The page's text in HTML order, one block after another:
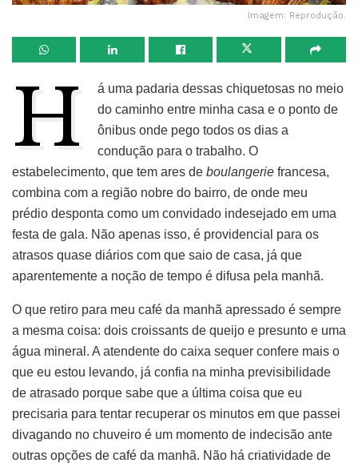
Imagem: Reprodução.
H
á uma padaria dessas chiquetosas no meio
do caminho entre minha casa e o ponto de
ônibus onde pego todos os dias a
condução para o trabalho. O
estabelecimento, que tem ares de boulangerie francesa,
combina com a região nobre do bairro, de onde meu
prédio desponta como um convidado indesejado em uma
festa de gala. Não apenas isso, é providencial para os
atrasos quase diários com que saio de casa, já que
aparentemente a noção de tempo é difusa pela manhã.
O que retiro para meu café da manhã apressado é sempre
a mesma coisa: dois croissants de queijo e presunto e uma
água mineral. A atendente do caixa sequer confere mais o
que eu estou levando, já confia na minha previsibilidade
de atrasado porque sabe que a última coisa que eu
precisaria para tentar recuperar os minutos em que passei
divagando no chuveiro é um momento de indecisão ante
outras opções de café da manhã. Não há criatividade de